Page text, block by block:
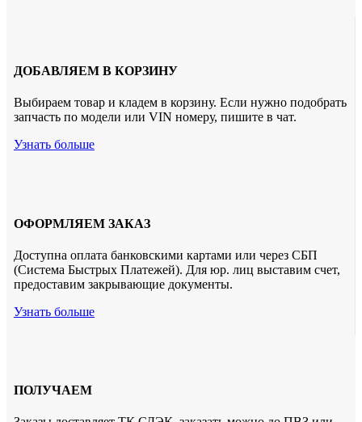
ДОБАВЛЯЕМ В КОРЗИНУ
Выбираем товар и кладем в корзину. Если нужно подобрать
запчасть по модели или VIN номеру, пишите в чат.
Узнать больше
ОФОРМЛЯЕМ ЗАКАЗ
Доступна оплата банковскими картами или через СБП
(Система Быстрых Платежей). Для юр. лиц выставим счет,
предоставим закрывающие документы.
Узнать больше
ПОЛУЧАЕМ